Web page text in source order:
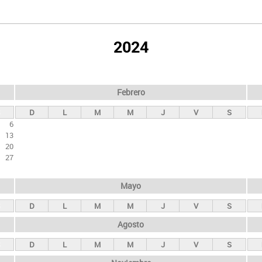
2024
6
13
20
27
Febrero
D L M M J V S
Mayo
D L M M J V S
Agosto
D L M M J V S